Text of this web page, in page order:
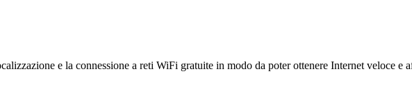
e la connessione a reti WiFi gratuite in modo da poter ottenere Internet veloce